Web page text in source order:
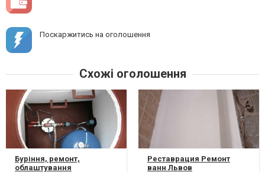
Поскаржитись на оголошення
Схожі оголошення
Буріння, ремонт,
облаштування
Реставрация Ремонт
ванн Львов